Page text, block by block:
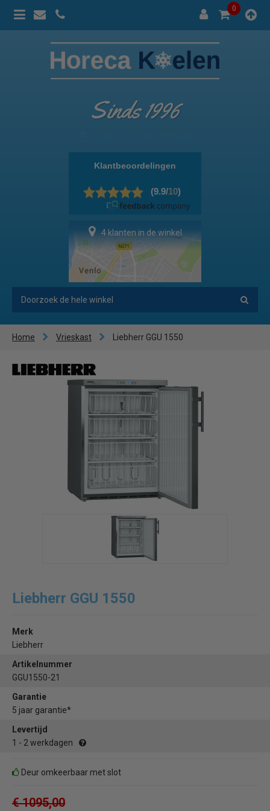
0
Sinds 1996
4 klanten in de winkel
Home Vrieskast Liebherr GGU 1550
Liebherr GGU 1550
Merk
Liebherr
Artikelnummer
GGU1550-21
Garantie
5 jaar garantie*
Levertijd
1 - 2 werkdagen
Deur omkeerbaar met slot
€ 1095,00